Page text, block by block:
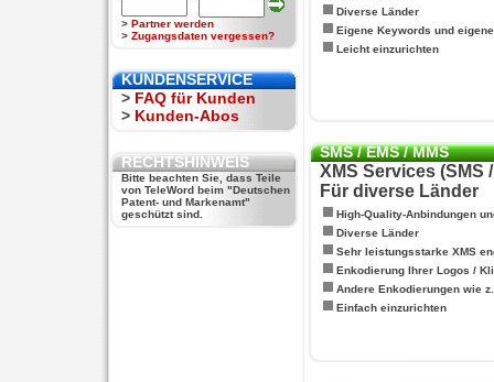
> Partner werden
> Zugangsdaten vergessen?
KUNDENSERVICE
> FAQ für Kunden
> Kunden-Abos
RECHTSHINWEIS
Bitte beachten Sie, dass Teile
von TeleWord beim "Deutschen
Patent- und Markenamt"
geschützt sind.
Diverse Länder
Eigene Keywords und
Leicht einzurichten
SMS / EMS / MMS
XMS Services (SMS
Für diverse Länder
High-Quality-Anbindungen
Diverse Länder
Sehr leistungsstarke XMS
Enkodierung Ihrer Logos /
Andere Enkodierungen wie
Einfach einzurichten